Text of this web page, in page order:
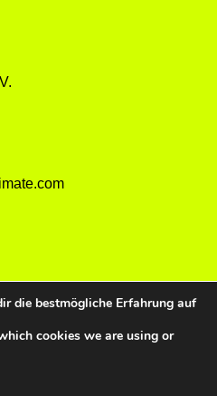
The Climate e.V.
die bestmögliche Erfahrung auf
cookies we are using or